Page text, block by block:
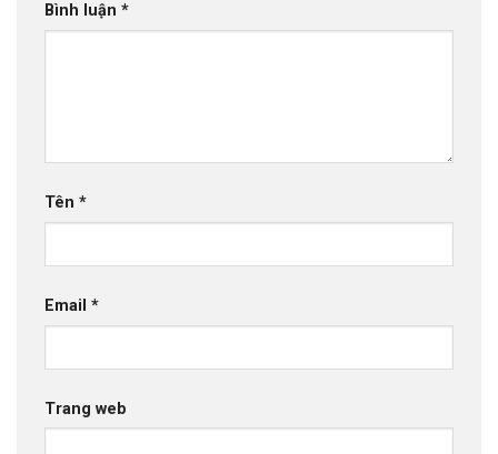
Bình luận *
Tên *
Email *
Trang web